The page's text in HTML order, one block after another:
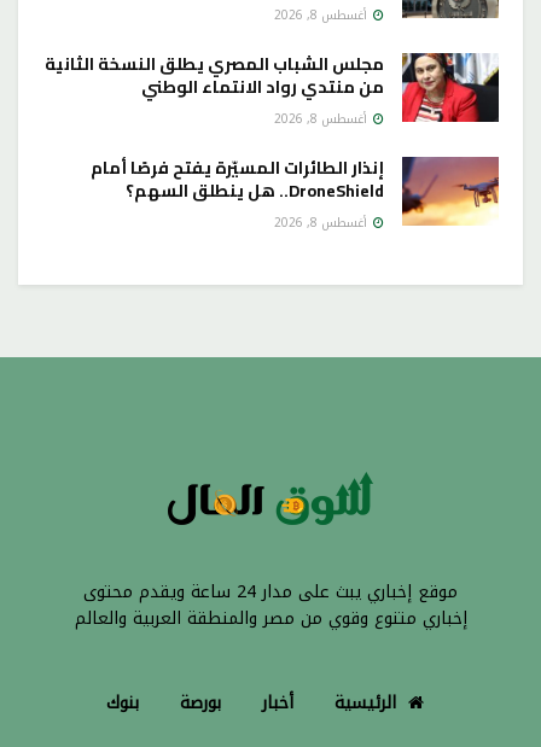
أغسطس 8, 2026
مجلس الشباب المصري يطلق النسخة الثانية
من منتدي رواد الانتماء الوطني
أغسطس 8, 2026
إنذار الطائرات المسيّرة يفتح فرصًا أمام
DroneShield.. هل ينطلق السهم؟
أغسطس 8, 2026
موقع إخباري يبث على مدار 24 ساعة ويقدم محتوى
إخباري متنوع وقوي من مصر والمنطقة العربية والعالم
الرئيسية أخبار بورصة بنوك